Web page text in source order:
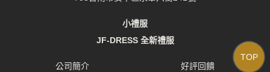
TOP
小禮服
JF-DRESS 全新禮服
公司簡介
好評回饋